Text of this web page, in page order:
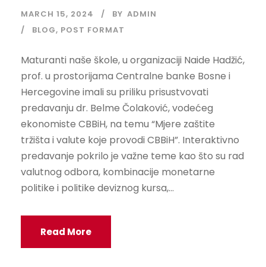
MARCH 15, 2024 BY ADMIN
BLOG, POST FORMAT
Maturanti naše škole, u organizaciji Naide Hadžić,
prof. u prostorijama Centralne banke Bosne i
Hercegovine imali su priliku prisustvovati
predavanju dr. Belme Čolaković, vodećeg
ekonomiste CBBiH, na temu “Mjere zaštite
tržišta i valute koje provodi CBBiH”. Interaktivno
predavanje pokrilo je važne teme kao što su rad
valutnog odbora, kombinacije monetarne
politike i politike deviznog kursa,...
Read More